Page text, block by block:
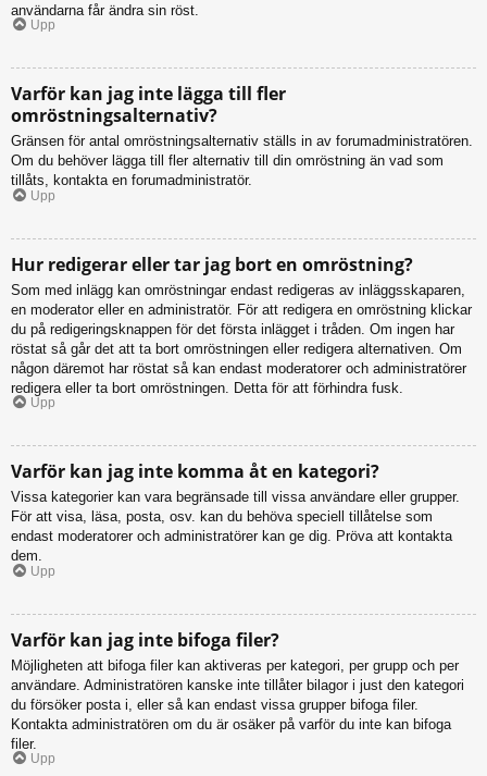
användarna får ändra sin röst.
Upp
Varför kan jag inte lägga till fler
omröstningsalternativ?
Gränsen för antal omröstningsalternativ ställs in av forumadministratören.
Om du behöver lägga till fler alternativ till din omröstning än vad som
tillåts, kontakta en forumadministratör.
Upp
Hur redigerar eller tar jag bort en omröstning?
Som med inlägg kan omröstningar endast redigeras av inläggsskaparen,
en moderator eller en administratör. För att redigera en omröstning klickar
du på redigeringsknappen för det första inlägget i tråden. Om ingen har
röstat så går det att ta bort omröstningen eller redigera alternativen. Om
någon däremot har röstat så kan endast moderatorer och administratörer
redigera eller ta bort omröstningen. Detta för att förhindra fusk.
Upp
Varför kan jag inte komma åt en kategori?
Vissa kategorier kan vara begränsade till vissa användare eller grupper.
För att visa, läsa, posta, osv. kan du behöva speciell tillåtelse som
endast moderatorer och administratörer kan ge dig. Pröva att kontakta
dem.
Upp
Varför kan jag inte bifoga filer?
Möjligheten att bifoga filer kan aktiveras per kategori, per grupp och per
användare. Administratören kanske inte tillåter bilagor i just den kategori
du försöker posta i, eller så kan endast vissa grupper bifoga filer.
Kontakta administratören om du är osäker på varför du inte kan bifoga
filer.
Upp